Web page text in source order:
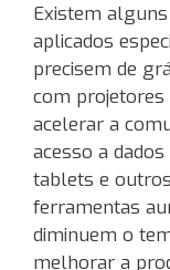
Existem
aplicados
precisem de
com projetores
acelerar a
acesso a
tablets e
ferramentas
diminuem o
melhorar a